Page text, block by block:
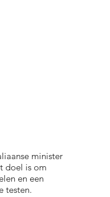
minister
doel is om
en een
testen.